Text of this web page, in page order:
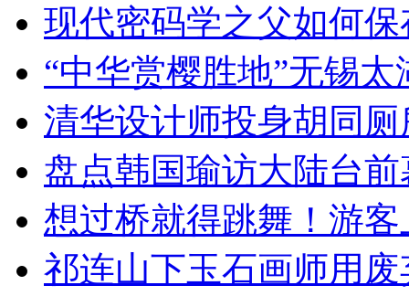
现代密码学之父如何
“中华赏樱胜地”无锡
清华设计师投身胡同
盘点韩国瑜访大陆台
想过桥就得跳舞！游客
祁连山下玉石画师用